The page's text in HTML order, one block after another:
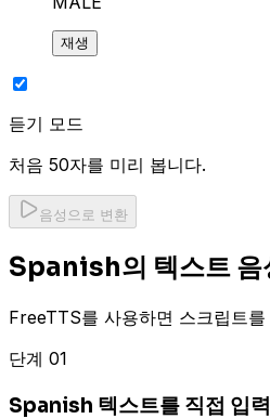
재생
듣기 모드
처음 50자를 미리 봅니다.
음성으로 변환
Spanish의 텍스트 음
FreeTTS를 사용하면 스크립트
단계 01
Spanish 텍스트를 직접 입